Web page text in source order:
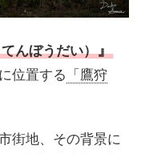
んぼうだい）』
位置する 「鷹狩
街地、その背景に